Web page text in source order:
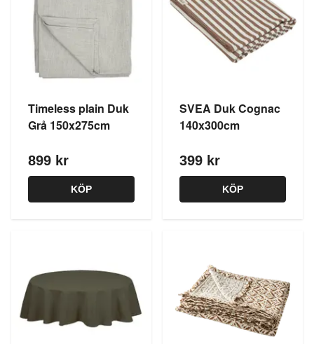
Timeless plain Duk
Grå 150x275cm
899 kr
KÖP
SVEA Duk Cognac
140x300cm
399 kr
KÖP